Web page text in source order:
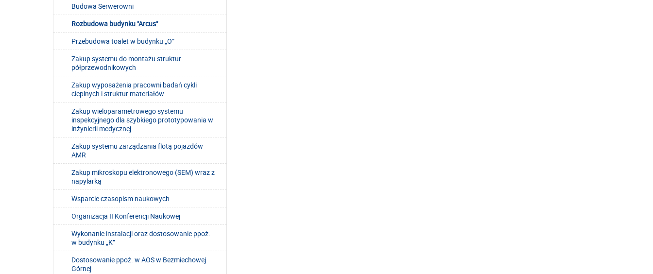
Budowa Serwerowni
Rozbudowa budynku "Arcus"
Przebudowa toalet w budynku „O”
Zakup systemu do montażu struktur
półprzewodnikowych
Zakup wyposażenia pracowni badań cykli
cieplnych i struktur materiałów
Zakup wieloparametrowego systemu
inspekcyjnego dla szybkiego prototypowania w
inżynierii medycznej
Zakup systemu zarządzania flotą pojazdów
AMR
Zakup mikroskopu elektronowego (SEM) wraz z
napylarką
Wsparcie czasopism naukowych
Organizacja II Konferencji Naukowej
Wykonanie instalacji oraz dostosowanie ppoż.
w budynku „K”
Dostosowanie ppoż. w AOS w Bezmiechowej
Górnej